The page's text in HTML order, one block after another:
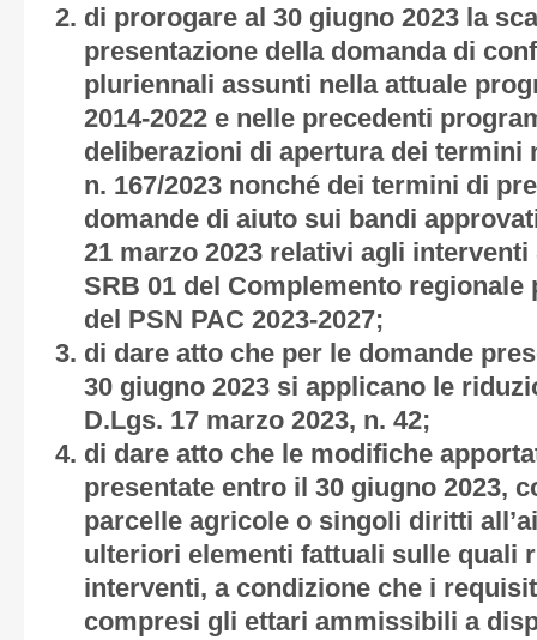
di prorogare al 30 giugno 2023 la
presentazione della domanda di
pluriennali assunti nella attuale
2014-2022 e nelle precedenti
deliberazioni di apertura dei termini
n. 167/2023 nonché dei termini di
domande di aiuto sui bandi
21 marzo 2023 relativi agli interventi
SRB 01 del Complemento
del PSN PAC 2023-2027;
di dare atto che per le domande
30 giugno 2023 si applicano le
D.Lgs. 17 marzo 2023, n. 42;
di dare atto che le modifiche
presentate entro il 30 giugno 2023,
parcelle agricole o singoli diritti
ulteriori elementi fattuali sulle quali
interventi, a condizione che i
compresi gli ettari ammissibili a